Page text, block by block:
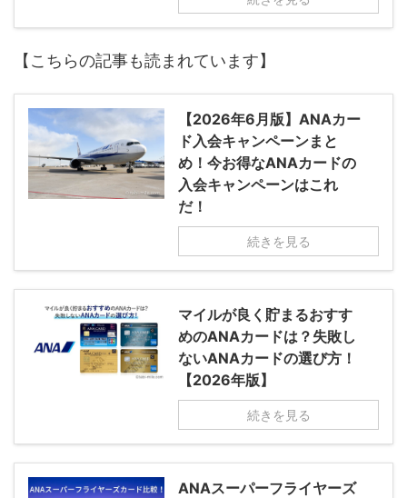
【こちらの記事も読まれています】
【2026年6月版】ANAカー
ド入会キャンペーンまと
め！今お得なANAカードの
入会キャンペーンはこれ
だ！
続きを見る
マイルが良く貯まるおすす
めのANAカードは？失敗し
ないANAカードの選び方！
【2026年版】
続きを見る
ANAスーパーフライヤーズ